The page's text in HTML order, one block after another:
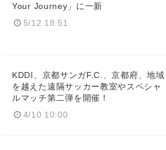
Your Journey」に一新
5/12 18:51
KDDI、京都サンガF.C.、京都府、地域
を越えた遠隔サッカー教室やスペシャ
ルマッチ第二弾を開催！
4/10 10:00